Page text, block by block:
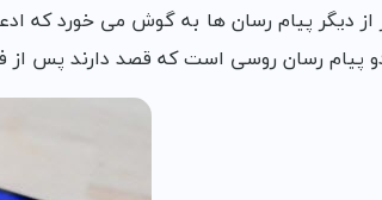
دیگر پیام رسان ها به گوش می خورد که
پیام رسان روسی است که قصد دارند پس از